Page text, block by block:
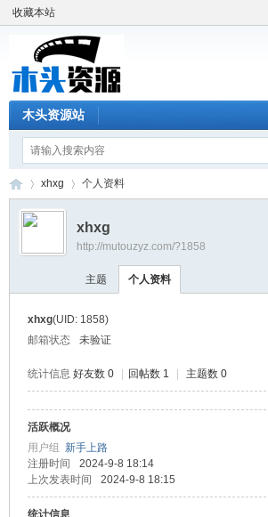
收藏本站
木头资源站
›
xhxg 个人资料
xhxg
http://mutouzyz.com/?1858
主题 个人资料
xhxg(UID: 1858)
邮箱状态
未验证
统计信息 好友数 0 回帖数 1 主题数 0
活跃概况
用户组 新手上路
注册时间
2024-9-8 18:14
上次发表时间
2024-9-8 18:15
统计信息